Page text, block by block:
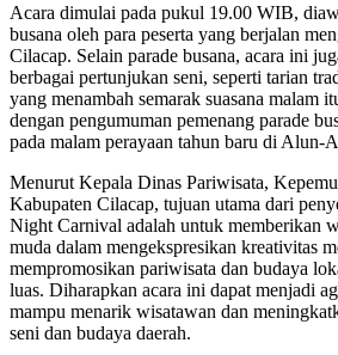
Acara dimulai pada pukul 19.00 WIB,
busana oleh para peserta yang berjalan
Cilacap. Selain parade busana, acara ini
berbagai pertunjukan seni, seperti tarian
yang menambah semarak suasana malam
dengan pengumuman pemenang parade
pada malam perayaan tahun baru di Alun-
Menurut Kepala Dinas Pariwisata,
Kabupaten Cilacap, tujuan utama dari
Night Carnival adalah untuk memberikan
muda dalam mengekspresikan kreativitas
mempromosikan pariwisata dan budaya
luas. Diharapkan acara ini dapat menjadi
mampu menarik wisatawan dan
seni dan budaya daerah.